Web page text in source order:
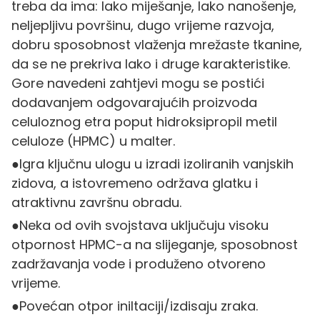
treba da ima: lako miješanje, lako nanošenje,
neljepljivu površinu, dugo vrijeme razvoja,
dobru sposobnost vlaženja mrežaste tkanine,
da se ne prekriva lako i druge karakteristike.
Gore navedeni zahtjevi mogu se postići
dodavanjem odgovarajućih proizvoda
celuloznog etra poput hidroksipropil metil
celuloze (HPMC) u malter.
●Igra ključnu ulogu u izradi izoliranih vanjskih
zidova, a istovremeno održava glatku i
atraktivnu završnu obradu.
●Neka od ovih svojstava uključuju visoku
otpornost HPMC-a na slijeganje, sposobnost
zadržavanja vode i produženo otvoreno
vrijeme.
●Povećan otpor iniltaciji/izdisaju zraka.